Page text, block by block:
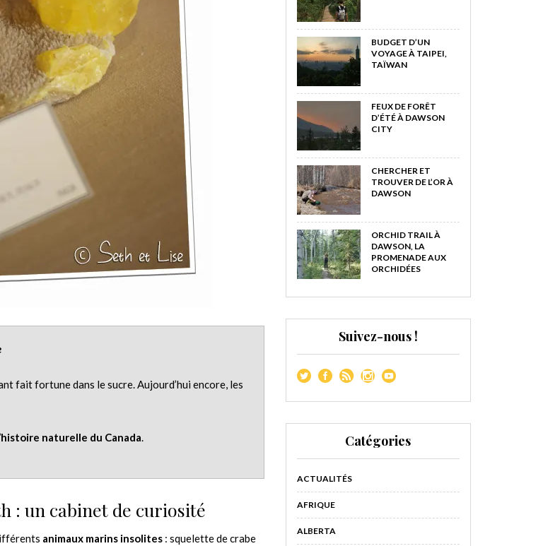
fait fortune dans le sucre. Aujourd’hui encore, les
naturelle du Canada.
: un cabinet de curiosité
animaux marins insolites : squelette de crabe
BUDGET D’UN
VOYAGE À TAIPEI,
TAÏWAN
FEUX DE FORÊT
D’ÉTÉ À DAWSON
CITY
CHERCHER ET
TROUVER DE L’OR À
DAWSON
ORCHID TRAIL À
DAWSON, LA
PROMENADE AUX
ORCHIDÉES
Suivez-nous !
Catégories
ACTUALITÉS
AFRIQUE
ALBERTA